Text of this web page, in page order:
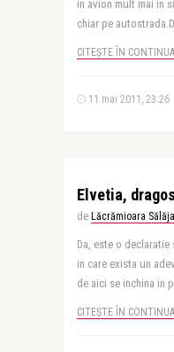
in avion mult mai in
chiar pe
CITEȘTE ÎN
11 mai 2011, 23:26
Elvetia,
de Lăcrămioara
Da, este o
in care exista un
de aici se inchina in
CITEȘTE ÎN